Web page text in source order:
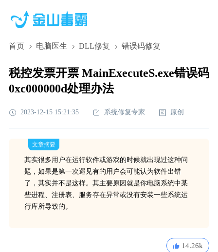
首页 电脑医生 DLL修复 错误码修复
税控发票开票 MainExecuteS.exe错误码
0xc000000d处理办法
2023-12-15 15:21:35 系统修复专家 原创
文章摘要
其实很多用户在运行软件或游戏的时候就出现过这种问
题，如果是第一次遇见有的用户会可能认为软件出错
了，其实并不是这样。其主要原因就是你电脑系统中某
些进程、注册表、服务存在异常或没有安装一些系统运
行库所导致的。
14.26k